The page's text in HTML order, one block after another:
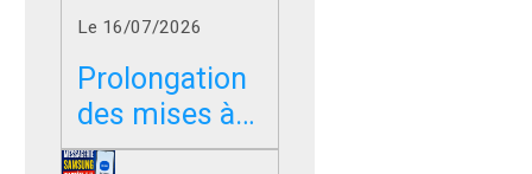
messages
peuvent-ils
servir à
entraîner l’IA
Le 16/07/2026
Prolongation
des mises à
jour de